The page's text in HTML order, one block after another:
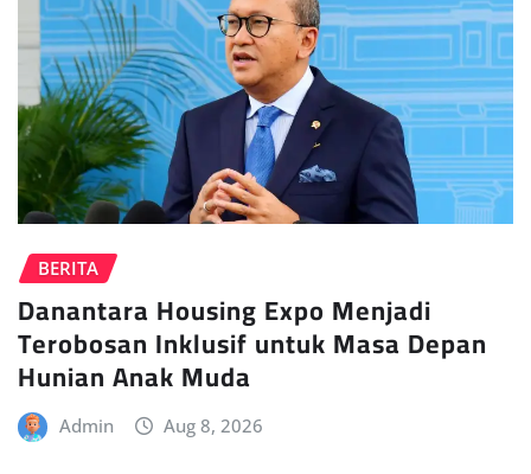
BERITA
Danantara Housing Expo Menjadi
Terobosan Inklusif untuk Masa Depan
Hunian Anak Muda
Admin Aug 8, 2026